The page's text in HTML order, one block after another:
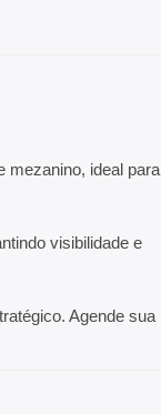
mezanino, ideal para
visibilidade e
Agende sua